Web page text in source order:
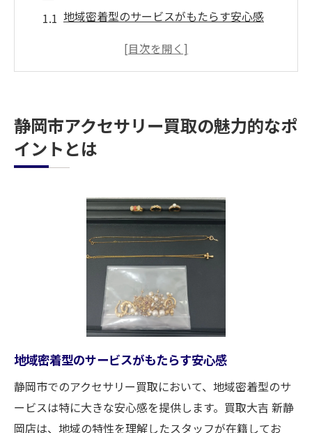
地域密着型のサービスがもたらす安心感
豊富な実績と信頼性を誇る店舗の選び方
査定から買取までの流れを詳しく解説
買取大吉新静岡店でアクセサリーを高価買取す
専門スタッフによる丁寧な査定の魅力
最新の市場情報を元にした公正な価格設定
安心の無料査定サービスの活用法
高価買取を可能にする理由と背景
他店との違いを生む独自のサービス
お客様満足度向上のための取り組み
査定のコツ
査定時に注意すべきポイントとは
プロが教えるアクセサリーの価値の見極め
静岡市アクセサリー買取の魅力的なポ
イントとは
地域密着型のサービスがもたらす安心感
静岡市でのアクセサリー買取において、地域密着型のサ
ービスは特に大きな安心感を提供します。買取大吉 新静
岡店は、地域の特性を理解したスタッフが在籍してお